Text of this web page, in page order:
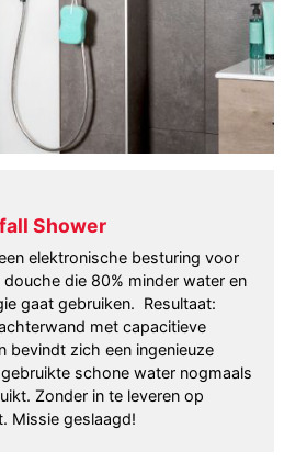
Shower
elektronische besturing voor
douche die 80% minder water en
gaat gebruiken. Resultaat:
met capacitieve
bevindt zich een ingenieuze
schone water nogmaals
Zonder in te leveren op
Missie geslaagd!